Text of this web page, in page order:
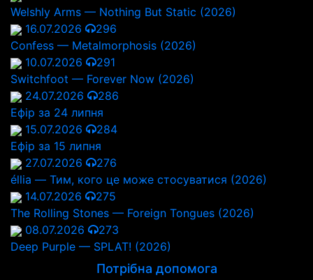
Welshly Arms — Nothing But Static (2026)
16.07.2026
296
Confess — Metalmorphosis (2026)
10.07.2026
291
Switchfoot — Forever Now (2026)
24.07.2026
286
Ефір за 24 липня
15.07.2026
284
Ефір за 15 липня
27.07.2026
276
éllia — Тим, кого це може стосуватися (2026)
14.07.2026
275
The Rolling Stones — Foreign Tongues (2026)
08.07.2026
273
Deep Purple — SPLAT! (2026)
Потрібна допомога